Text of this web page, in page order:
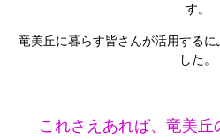
す。
竜美丘に暮らす皆さんが活用する
した。
これさえあれば、竜美丘